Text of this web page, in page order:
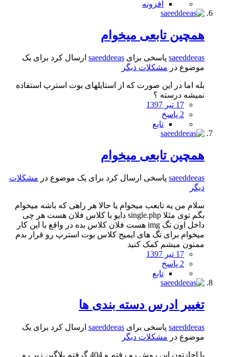
افزونه
همچین تابعی میخوام
saeeddeeas پاسخی برای saeeddeeas ارسال کرد برای یک
موضوع در مشکلات دیگر
بله اما در این صورت که از استایلهای بوت استرپ استفاده
نمیشه درسته ؟
17 تیر 1397
2 پاسخ
تابع
همچین تابعی میخوام
saeeddeeas پاسخی ارسال کرد برای یک موضوع در مشکلات
دیگر
سلام من یه تابعب میخوام یا حالا هر راهی که باشه میخوام
بگم توی مثلا single.php دایو با کلاس فلان هست هر چی
داخل اون تگ img هست فلان کلاس بده در واقع با این کار
میخوام برای تگ های ایمیج کلاس بوت استرپ رو قرار بدم
ممنون میشم کمک کنید
17 تیر 1397
2 پاسخ
تابع
تغییر ادرس دسته بندی ها
saeeddeeas پاسخی برای saeeddeeas ارسال کرد برای یک
موضوع در مشکلات دیگر
با اجازتون این روش رو رفتم و 404 گرفتم پلاگین زیر رو